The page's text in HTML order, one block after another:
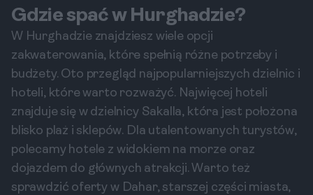
Gdzie spać w Hurghadzie?
W Hurghadzie znajdziesz wiele opcji
zakwaterowania, które spełnią różne potrzeby i
budżety. Oto przegląd najpopularniejszych dzielnic i
hoteli, które warto rozważyć. Najwięcej hoteli
znajduje się w dzielnicy Sakalla, która jest położona
blisko plaż i sklepów. Dla utalentowanych turystów,
polecamy hotele z widokiem na morze oraz
dojazdem do głównych atrakcji. Warto też
sprawdzić oferty w Dahar, starszej części miasta,